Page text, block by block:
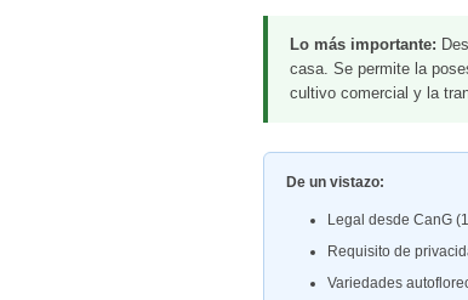
Lo más importante:
casa. Se permite la
cultivo comercial y la
De un vistazo:
Legal desde CanG
Requisito de
Variedades